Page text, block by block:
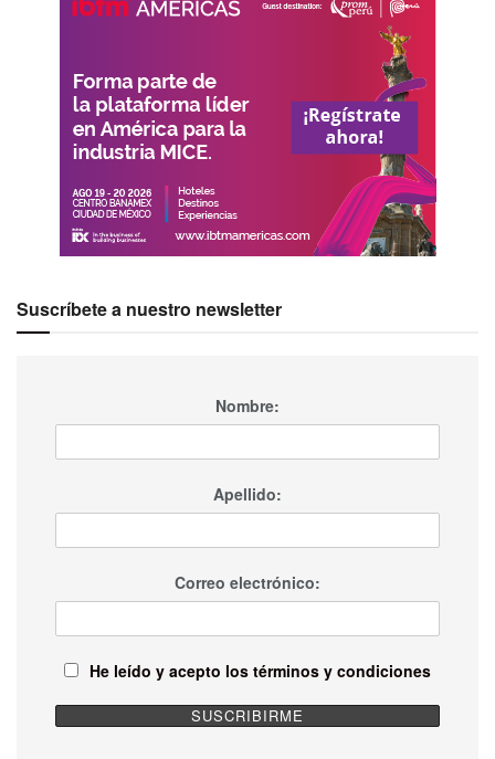
Suscríbete a nuestro newsletter
Nombre:
Apellido:
Correo electrónico:
He leído y acepto los términos y condiciones